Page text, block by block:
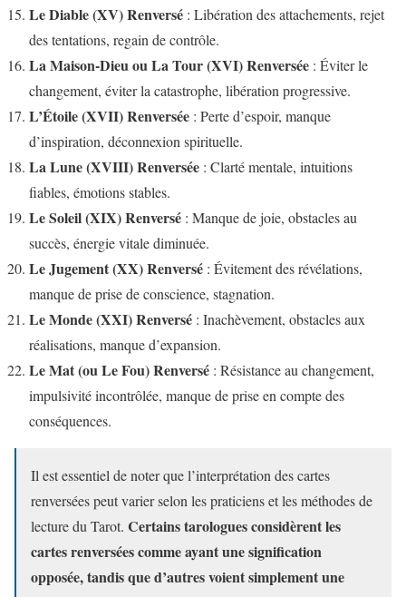
Le Diable (XV) Renversé : Libération des attachements, rejet
des tentations, regain de contrôle.
La Maison-Dieu ou La Tour (XVI) Renversée : Éviter le
changement, éviter la catastrophe, libération progressive.
L’Étoile (XVII) Renversée : Perte d’espoir, manque
d’inspiration, déconnexion spirituelle.
La Lune (XVIII) Renversée : Clarté mentale, intuitions
fiables, émotions stables.
Le Soleil (XIX) Renversé : Manque de joie, obstacles au
succès, énergie vitale diminuée.
Le Jugement (XX) Renversé : Évitement des révélations,
manque de prise de conscience, stagnation.
Le Monde (XXI) Renversé : Inachèvement, obstacles aux
réalisations, manque d’expansion.
Le Mat (ou Le Fou) Renversé : Résistance au changement,
impulsivité incontrôlée, manque de prise en compte des
conséquences.
Il est essentiel de noter que l’interprétation des cartes
renversées peut varier selon les praticiens et les méthodes de
lecture du Tarot. Certains tarologues considèrent les
cartes renversées comme ayant une signification
opposée, tandis que d’autres voient simplement une